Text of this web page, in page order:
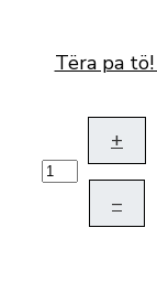
Tëra pa
+
–